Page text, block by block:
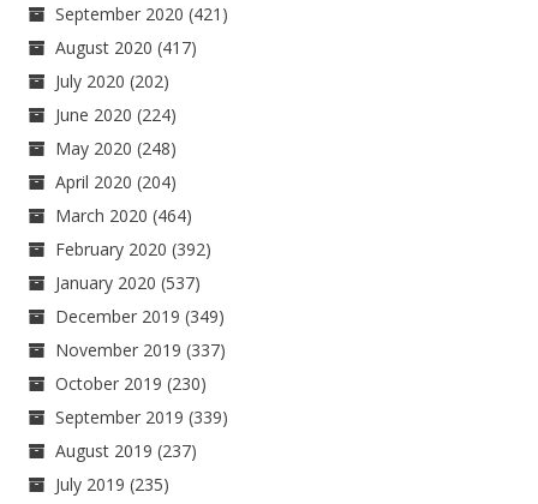
September 2020 (421)
August 2020 (417)
July 2020 (202)
June 2020 (224)
May 2020 (248)
April 2020 (204)
March 2020 (464)
February 2020 (392)
January 2020 (537)
December 2019 (349)
November 2019 (337)
October 2019 (230)
September 2019 (339)
August 2019 (237)
July 2019 (235)